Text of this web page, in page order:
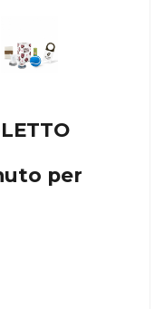
per